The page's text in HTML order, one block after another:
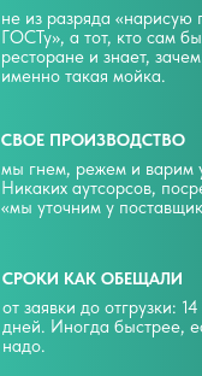
не из разряда «нарисую
ГОСТу», а тот, кто сам
ресторане и знает,
именно такая мойка.
СВОЕ ПРОИЗВОДСТВО
мы гнем, режем и варим
Никаких аутсорсов,
«мы уточним у
от заявки до отгрузки:
дней. Иногда быстрее,
надо.
СРОКИ КАК ОБЕЩАЛИ